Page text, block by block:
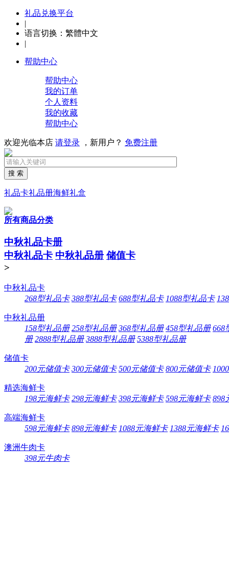
礼品兑换平台
|
语言切换： 繁體中文
|
帮助中心
帮助中心
我的订单
个人资料
我的收藏
帮助中心
欢迎光临本店 请登录 ，新用户？ 免费注册
搜 索
礼品卡礼品册海鲜礼盒
所有商品分类
中秋礼品卡册
中秋礼品卡 中秋礼品册 储值卡
>
中秋礼品卡
268型礼品卡 388型礼品卡 688型礼品卡 1088型礼品卡
中秋礼品册
158型礼品册 258型礼品册 368型礼品册 458型礼品册 668
册 2888型礼品册 3888型礼品册 5388型礼品册
储值卡
200元储值卡 300元储值卡 500元储值卡 800元储值卡
精选海鲜卡
198元海鲜卡 298元海鲜卡 398元海鲜卡 598元海鲜卡 898
高端海鲜卡
598元海鲜卡 898元海鲜卡 1088元海鲜卡 1388元海鲜卡
澳洲牛肉卡
398元牛肉卡